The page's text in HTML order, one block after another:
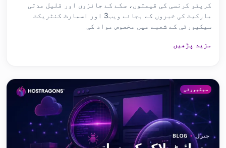
کرپٹو کرنسی کی قیمتوں، سکے کے جائزوں اور قلیل مدتی
مارکیٹ کی خبروں کے بجائے ویب3 اور اسمارٹ کنٹریکٹ
سیکیورٹی کے شعبے میں مخصوص مواد کی
مزید پڑھیں
سیکیورٹی